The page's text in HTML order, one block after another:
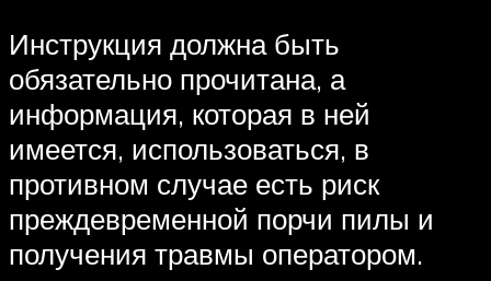
Инструкция должна быть
обязательно прочитана, а
информация, которая в ней
имеется, использоваться, в
противном случае есть риск
преждевременной порчи пилы и
получения травмы оператором.